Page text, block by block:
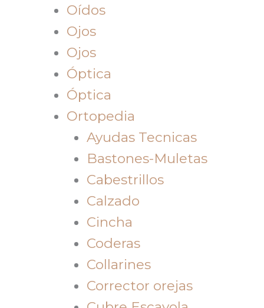
Oídos
Ojos
Ojos
Óptica
Óptica
Ortopedia
Ayudas Tecnicas
Bastones-Muletas
Cabestrillos
Calzado
Cincha
Coderas
Collarines
Corrector orejas